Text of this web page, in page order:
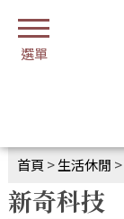
首頁 >生活休閒 >
新奇科技